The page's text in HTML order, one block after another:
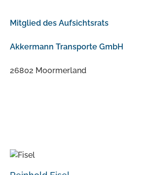
Mitglied des Aufsichtsrats
Akkermann Transporte GmbH
26802 Moormerland